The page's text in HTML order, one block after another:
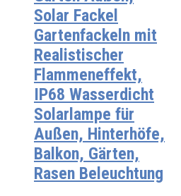
Solar Fackel
Gartenfackeln mit
Realistischer
Flammeneffekt,
IP68 Wasserdicht
Solarlampe für
Außen, Hinterhöfe,
Balkon, Gärten,
Rasen Beleuchtung